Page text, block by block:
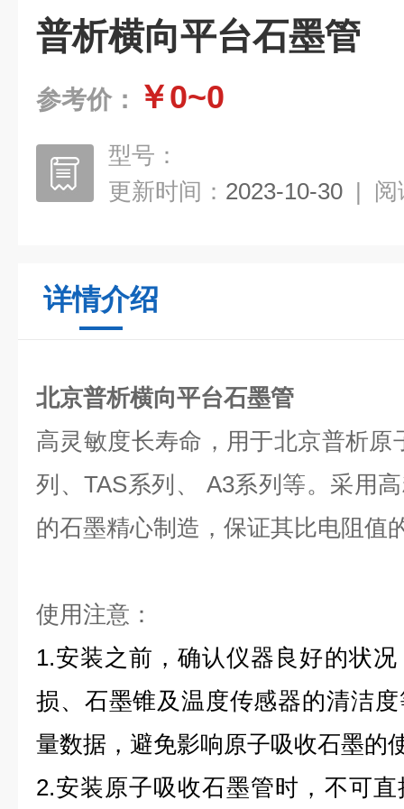
普析横向平台石墨管
参考价： ￥0~0
型号：
更新时间： 2023-10-30 | 阅
详情介绍
北京普析横向平台石墨管
高灵敏度长寿命，用于北京普析原
列、TAS系列、 A3系列等。采用
的石墨精心制造，保证其比电阻值
使用注意：
1.安装之前，确认仪器良好的状
损、石墨锥及温度传感器的清洁
量数据，避免影响原子吸收石墨的
2.安装原子吸收石墨管时，不可